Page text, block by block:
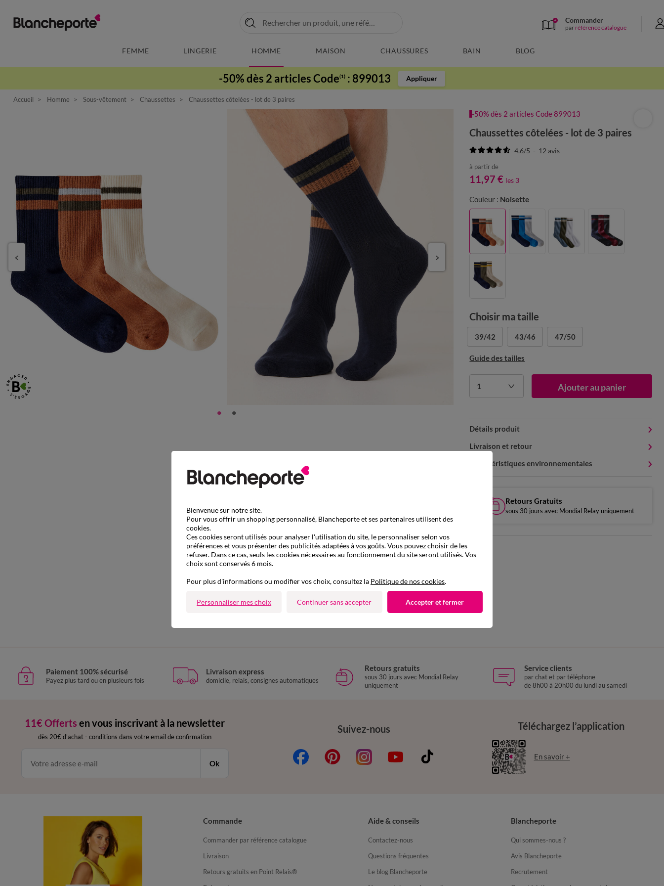
Commander
par référence catalogue
FEMME LINGERIE HOMME MAISON CHAUSSURES BAIN BLOG
-50% dès 2 articles Code(1) : 899013 Appliquer
Accueil Homme Sous-vêtement Chaussettes Chaussettes côtelées - lot de 3 paires
-50% dès 2 articles Code 899013
Chaussettes côtelées - lot de 3 paires
4.6/5 - 12avis
à partir de
11,97 € les 3
Couleur : Noisette
Choisir ma taille
39/42 43/46 47/50
Guide des tailles
1 Ajouter au panier
Détails produit
Livraison et retour
Caractéristiques environnementales
Retours Gratuits
sous 30 jours avec Mondial Relay uniquement
D'autres idées de Chaussettes
Paiement 100% sécurisé
Payez plus tard ou en plusieurs fois
Livraison express
domicile, relais, consignes automatiques
Retours gratuits
sous 30 jours avec Mondial Relay
uniquement
Service clients
par chat et par téléphone
de 8h00 à 20h00 du lundi au samedi
11€ Offerts en vous inscrivant à la newsletter
dès 20€ d’achat - conditions dans votre email de confirmation
Ok
Suivez-nous Téléchargez l’application
En savoir +
Commande
Commander par référence catalogue
Livraison
Retours gratuits en Point Relais®
Aide & conseils
Contactez-nous
Questions fréquentes
Le blog Blancheporte
Blancheporte
Qui sommes-nous ?
Avis Blancheporte
Recrutement
Bienvenue sur notre site.
Pour vous offrir un shopping personnalisé, Blancheporte et ses partenaires utilisent des
cookies.
Ces cookies seront utilisés pour analyser l'utilisation du site, le personnaliser selon vos
préférences et vous présenter des publicités adaptées à vos goûts. Vous pouvez choisir de les
refuser. Dans ce cas, seuls les cookies nécessaires au fonctionnement du site seront utilisés. Vos
choix sont conservés 6 mois.
Pour plus d'informations ou modifier vos choix, consultez la Politique de nos cookies.
Personnaliser mes choix Continuer sans accepter Accepter et fermer